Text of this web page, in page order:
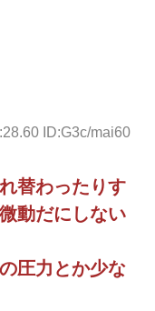
ID:G3c/mai60
替わったりす
動だにしない
圧力とか少な